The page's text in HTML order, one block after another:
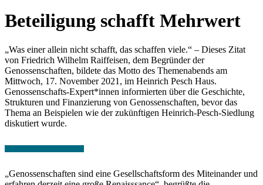
Beteiligung schafft Mehrwert
„Was einer allein nicht schafft, das schaffen viele.“ – Dieses Zitat
von Friedrich Wilhelm Raiffeisen, dem Begründer der
Genossenschaften, bildete das Motto des Themenabends am
Mittwoch, 17. November 2021, im Heinrich Pesch Haus.
Genossenschafts-Expert*innen informierten über die Geschichte,
Strukturen und Finanzierung von Genossenschaften, bevor das
Thema an Beispielen wie der zukünftigen Heinrich-Pesch-Siedlung
diskutiert wurde.
„Genossenschaften sind eine Gesellschaftsform des Miteinander und